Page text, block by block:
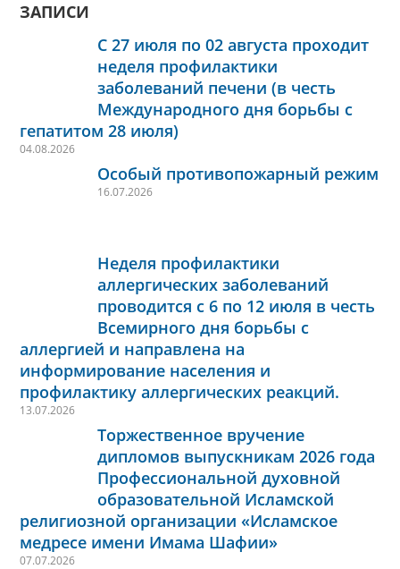
ЗАПИСИ
С 27 июля по 02 августа проходит
неделя профилактики
заболеваний печени (в честь
Международного дня борьбы с
гепатитом 28 июля)
04.08.2026
Особый противопожарный режим
16.07.2026
Неделя профилактики
аллергических заболеваний
проводится с 6 по 12 июля в честь
Всемирного дня борьбы с
аллергией и направлена на
информирование населения и
профилактику аллергических реакций.
13.07.2026
Торжественное вручение
дипломов выпускникам 2026 года
Профессиональной духовной
образовательной Исламской
религиозной организации «Исламское
медресе имени Имама Шафии»
07.07.2026